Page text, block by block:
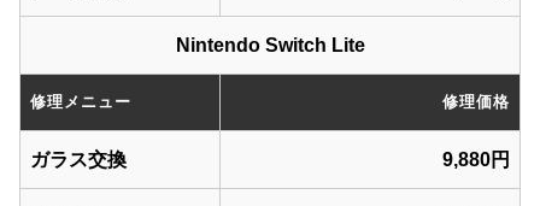
Nintendo Switch Lite
修理メニュー 修理価格
ガラス交換 9,880円